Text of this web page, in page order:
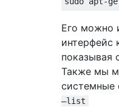
Его можно
интерфейс
показывая
Также мы
системные
–list